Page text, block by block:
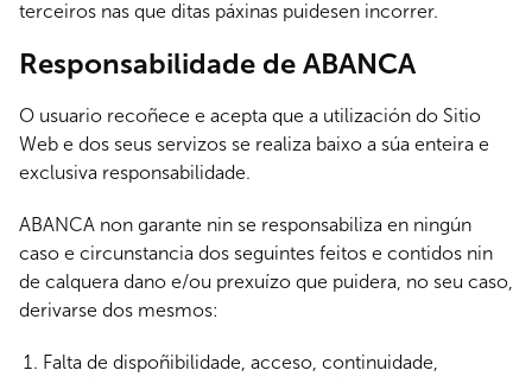
terceiros nas que ditas páxinas puidesen incorrer.
Responsabilidade de ABANCA
O usuario recoñece e acepta que a utilización do Sitio
Web e dos seus servizos se realiza baixo a súa enteira e
exclusiva responsabilidade.
ABANCA non garante nin se responsabiliza en ningún
caso e circunstancia dos seguintes feitos e contidos nin
de calquera dano e/ou prexuízo que puidera, no seu caso,
derivarse dos mesmos:
Falta de dispoñibilidade, acceso, continuidade,